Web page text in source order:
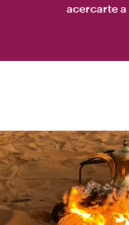
acercarte